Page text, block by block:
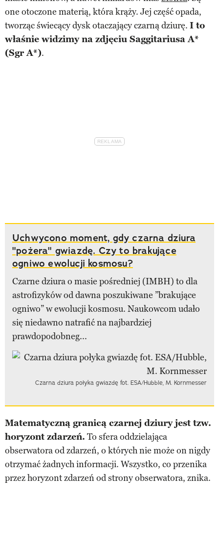
one otoczone materią, która krąży. Jej część opada,
tworząc świecący dysk otaczający czarną dziurę. I to
właśnie widzimy na zdjęciu Saggitariusa A*
(Sgr A*).
Uchwycono moment, gdy czarna dziura
"pożera" gwiazdę. Czy to brakujące
ogniwo ewolucji kosmosu?
Czarne dziura o masie pośredniej (IMBH) to dla
astrofizyków od dawna poszukiwane ”brakujące
ogniwo” w ewolucji kosmosu. Naukowcom udało
się niedawno natrafić na najbardziej
prawdopodobneg...
Czarna dziura połyka gwiazdę fot. ESA/Hubble, M. Kornmesser
Matematyczną granicą czarnej dziury jest tzw.
horyzont zdarzeń. To sfera oddzielająca
obserwatora od zdarzeń, o których nie może on nigdy
otrzymać żadnych informacji. Wszystko, co przenika
przez horyzont zdarzeń od strony obserwatora, znika.